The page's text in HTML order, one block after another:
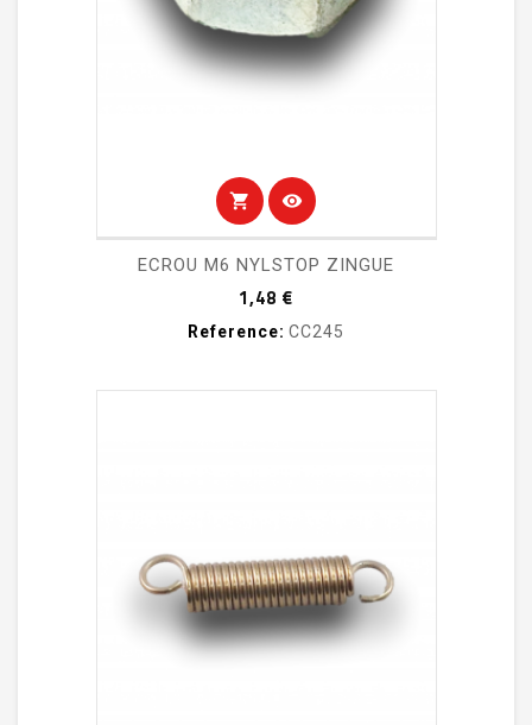
shopping_cart visibility
ECROU M6 NYLSTOP ZINGUE
1,48 €
Reference: CC245